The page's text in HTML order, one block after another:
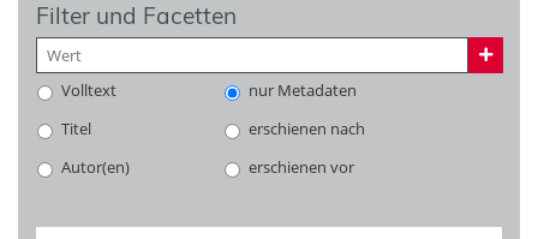
Filter und Facetten
Volltext
nur Metadaten
Titel
erschienen nach
Autor(en)
erschienen vor